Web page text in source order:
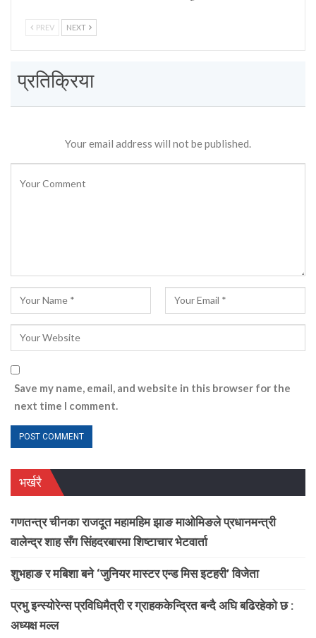
PREV NEXT
प्रतिक्रिया
Your email address will not be published.
Save my name, email, and website in this browser for the
next time I comment.
भर्खरै
गणतन्त्र चीनका राजदूत महामहिम झाङ माओमिङले प्रधानमन्त्री
वालेन्द्र शाह सँग सिंहदरबारमा शिष्टाचार भेटवार्ता
शुभहाङ र मबिशा बने ‘जुनियर मास्टर एन्ड मिस इटहरी’ विजेता
प्रभु इन्स्योरेन्स प्रविधिमैत्री र ग्राहककेन्द्रित बन्दै अघि बढिरहेको छ :
अध्यक्ष मल्ल